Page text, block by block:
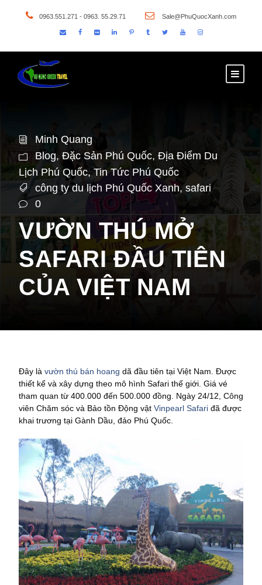
0963.551.271 - 0963. 55.29.71 Sale@PhuQuocXanh.com
Minh Quang
Blog, Đặc Sản Phú Quốc, Địa Điểm Du
Lịch Phú Quốc, Tin Tức Phú Quốc
công ty du lịch Phú Quốc Xanh, safari
0
VƯỜN THÚ MỞ
SAFARI ĐẦU TIÊN
CỦA VIỆT NAM
Đây là vườn thú bán hoang dã đầu tiên tại Việt Nam. Được
thiết kế và xây dựng theo mô hình Safari thế giới. Giá vé
tham quan từ 400.000 đến 500.000 đồng. Ngày 24/12, Công
viên Chăm sóc và Bảo tồn Động vật Vinpearl Safari đã được
khai trương tại Gành Dầu, đảo Phú Quốc.